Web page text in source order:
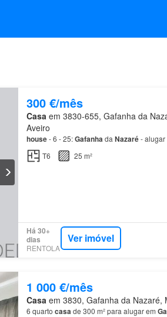
300 €/mês
Casaem 3830-655, Gafanha da
Aveiro
house- 6 - 25:Gafanhada Nazaré- alugar
T6
25 m²
Há 30+
dias
RENTOLA
Ver imóvel
1 000 €/mês
Casa em 3830, Gafanha da Nazaré,
6 quarto casade 300 m² para alugar em